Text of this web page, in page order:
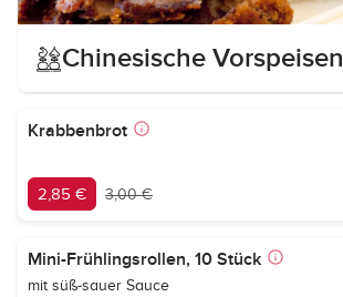
Chinesische Vorspeisen
Krabbenbrot
2,85 € 3,00 €
Mini-Frühlingsrollen, 10 Stück
mit süß-sauer Sauce